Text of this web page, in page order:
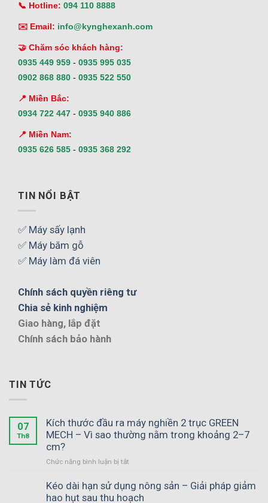
📞 Hotline: 094 110 8888
✉️ Email: info@kynghexanh.com
🤝 Chăm sóc khách hàng:
0935 449 959 - 0935 995 035
0902 868 880 - 0935 522 550
📍 Miền Bắc:
0934 722 447 - 0935 940 886
📍 Miền Nam:
0935 626 585 - 0935 368 292
TIN NỔI BẬT
✅ Máy sấy lạnh
✅ Máy băm gỗ
✅ Máy làm đá viên
Chính sách quyền riêng tư
Chia sẻ kinh nghiệm
Giao hàng, lắp đặt
Chính sách bảo hành
TIN TỨC
07
Th8
Kích thước đầu ra máy nghiền 2 trục GREEN
MECH – Vì sao thường nằm trong khoảng 2–7
cm?
Chức năng bình luận bị tắt
thước
đầu
Kéo dài hạn sử dụng nông sản – Giải pháp giảm
hao hụt sau thu hoạch